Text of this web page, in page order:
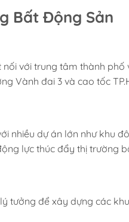
Bất Động Sản
nối với trung tâm thành phố
Vành đai 3 và cao tốc
nhiều dự án lớn như khu
lực thúc đẩy thị trường
tưởng để xây dựng các